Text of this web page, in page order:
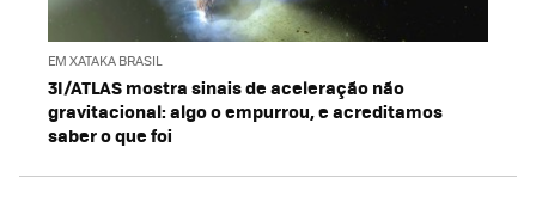
EM XATAKA BRASIL
3I/ATLAS mostra sinais de aceleração não
gravitacional: algo o empurrou, e acreditamos
saber o que foi